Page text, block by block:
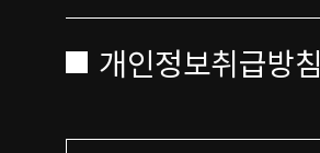
개인정보취급방침